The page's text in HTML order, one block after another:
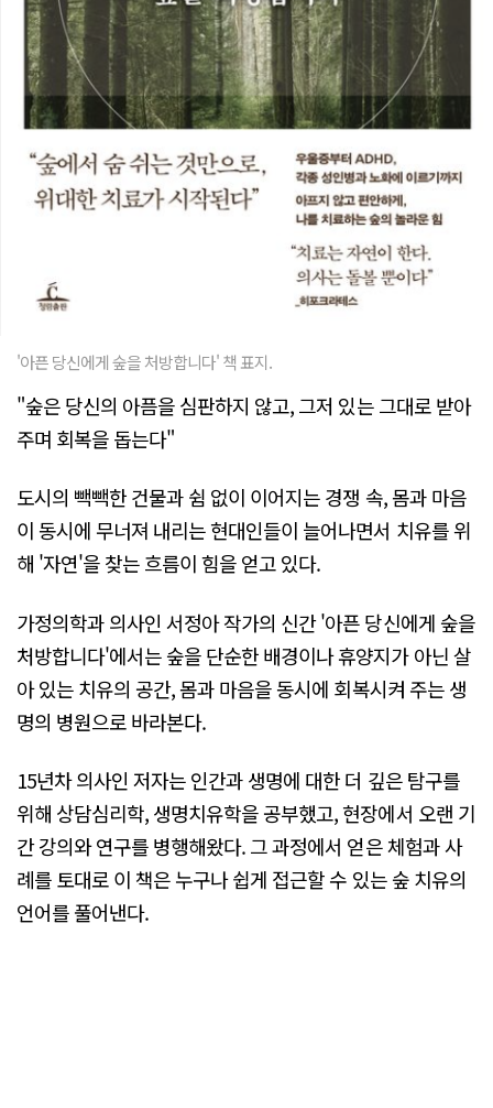
'아픈 당신에게 숲을 처방합니다' 책 표지.
"숲은 당신의 아픔을 심판하지 않고, 그저 있는 그대로 받아
주며 회복을 돕는다"
도시의 빽빽한 건물과 쉼 없이 이어지는 경쟁 속, 몸과 마음
이 동시에 무너져 내리는 현대인들이 늘어나면서 치유를 위
해 '자연'을 찾는 흐름이 힘을 얻고 있다.
가정의학과 의사인 서정아 작가의 신간 '아픈 당신에게 숲을
처방합니다'에서는 숲을 단순한 배경이나 휴양지가 아닌 살
아 있는 치유의 공간, 몸과 마음을 동시에 회복시켜 주는 생
명의 병원으로 바라본다.
15년차 의사인 저자는 인간과 생명에 대한 더 깊은 탐구를
위해 상담심리학, 생명치유학을 공부했고, 현장에서 오랜 기
간 강의와 연구를 병행해왔다. 그 과정에서 얻은 체험과 사
례를 토대로 이 책은 누구나 쉽게 접근할 수 있는 숲 치유의
언어를 풀어낸다.